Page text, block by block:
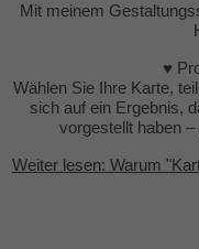
Mit meinem
♥
Wählen Sie Ihre Karte,
sich auf ein Ergebnis,
vorgestellt haben
Weiter lesen: Warum